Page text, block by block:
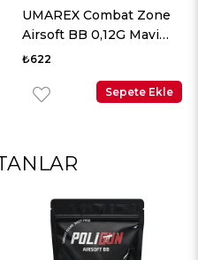
UMAREX Combat Zone
Airsoft BB 0,12G Mavi
5000 Adet
₺622
Sepete Ekle